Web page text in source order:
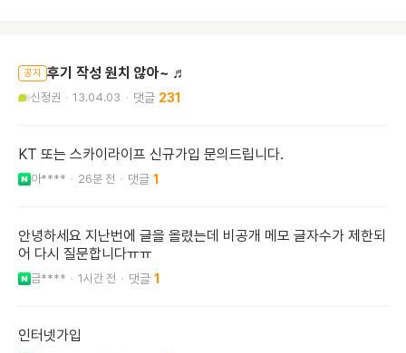
공지 후기 작성 원치 않아~ ♬
신정권 13.04.03 231
KT 또는 스카이라이프 신규가입 문의드립니다.
아**** 26분 전 1
안녕하세요 지난번에 글을 올렸는데 비공개 메모 글자수가 제한되
어 다시 질문합니다ㅠㅠ
금**** 1시간 전 1
인터넷가입